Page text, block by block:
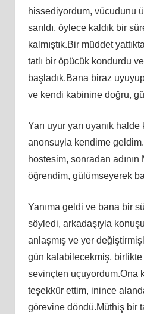
hissediyordum, vücudunu
sarıldı, öylece kaldık bir
kalmıştık.Bir müddet
tatlı bir öpücük kondurdu
başladık.Bana biraz
ve kendi kabinine doğru,
Yarı uyur yarı uyanık halde
anonsuyla kendime
hostesim, sonradan
öğrendim, gülümseyerek
Yanıma geldi ve bana bir
söyledi, arkadaşıyla
anlaşmış ve yer
gün kalabilecekmiş, birlikte
sevinçten uçuyordum.Ona
teşekkür ettim, inince
görevine döndü.Müthiş bir